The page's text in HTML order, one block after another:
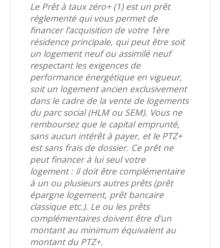
Le Prêt à taux zéro+ (1) est un prêt
réglementé qui vous permet de
financer l’acquisition de votre 1ère
résidence principale, qui peut être soit
un logement neuf ou assimilé neuf
respectant les exigences de
performance énergétique en vigueur,
soit un logement ancien exclusivement
dans le cadre de la vente de logements
du parc social (HLM ou SEM). Vous ne
remboursez que le capital emprunté,
sans aucun intérêt à payer, et le PTZ+
est sans frais de dossier. Ce prêt ne
peut financer à lui seul votre
logement : il doit être complémentaire
à un ou plusieurs autres prêts (prêt
épargne logement, prêt bancaire
classique etc.). Le ou les prêts
complémentaires doivent être d’un
montant au minimum équivalent au
montant du PTZ+.